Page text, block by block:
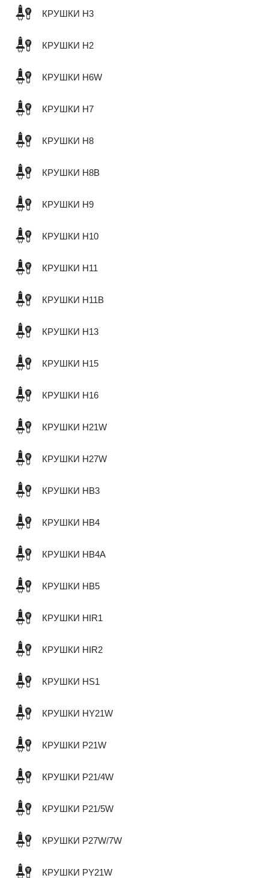
КРУШКИ H3
КРУШКИ H2
КРУШКИ H6W
КРУШКИ H7
КРУШКИ H8
КРУШКИ H8B
КРУШКИ H9
КРУШКИ H10
КРУШКИ H11
КРУШКИ H11B
КРУШКИ H13
КРУШКИ H15
КРУШКИ H16
КРУШКИ H21W
КРУШКИ H27W
КРУШКИ HB3
КРУШКИ HB4
КРУШКИ HB4A
КРУШКИ HB5
КРУШКИ HIR1
КРУШКИ HIR2
КРУШКИ HS1
КРУШКИ HY21W
КРУШКИ P21W
КРУШКИ P21/4W
КРУШКИ P21/5W
КРУШКИ P27W/7W
КРУШКИ PY21W